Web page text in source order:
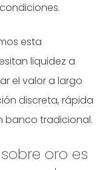
esta
liquidez a
el valor a largo
discreta, rápida
banco tradicional.
oro es